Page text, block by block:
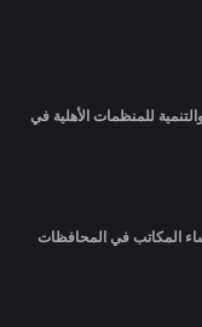
للمنظمات الأهلية في
المكاتب في المحافظات